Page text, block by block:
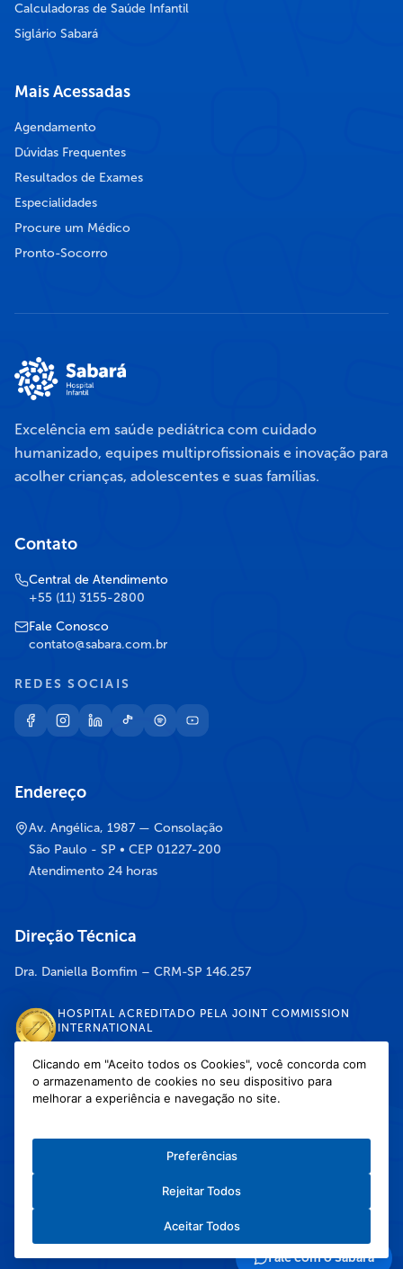
Fale com o Sabará
Calculadoras de Saúde Infantil
Siglário Sabará
Mais Acessadas
Agendamento
Dúvidas Frequentes
Resultados de Exames
Especialidades
Procure um Médico
Pronto-Socorro
Excelência em saúde pediátrica com cuidado
humanizado, equipes multiprofissionais e inovação para
acolher crianças, adolescentes e suas famílias.
Contato
Central de Atendimento
+55 (11) 3155-2800
Fale Conosco
contato@sabara.com.br
REDES SOCIAIS
Endereço
Av. Angélica, 1987 — Consolação
São Paulo - SP • CEP 01227-200
Atendimento 24 horas
Direção Técnica
Dra. Daniella Bomfim – CRM-SP 146.257
HOSPITAL ACREDITADO PELA JOINT COMMISSION
INTERNATIONAL
DISPONÍVEL NAS LOJAS
Política de Cookies
Copyright © 2026 Hospital Infantil Sabará — Todos os direitos reservados.
Clicando em "Aceito todos os Cookies", você concorda com
o armazenamento de cookies no seu dispositivo para
melhorar a experiência e navegação no site.
Preferências
Rejeitar Todos
Aceitar Todos